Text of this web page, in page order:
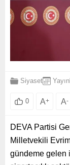
Siyaset
0 A+ A-
DEVA Partisi
Milletvekili
gündeme gelen